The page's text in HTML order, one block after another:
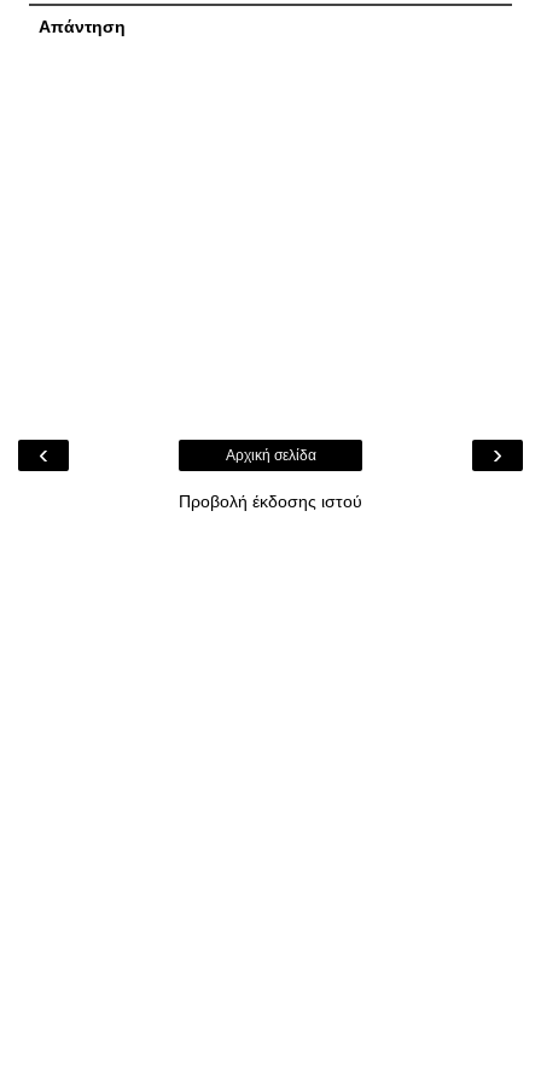
Απάντηση
‹ ›
Αρχική σελίδα
Προβολή έκδοσης ιστού